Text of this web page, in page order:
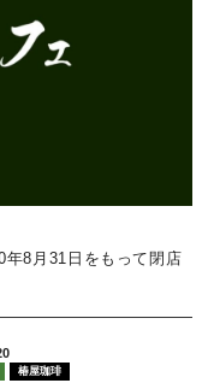
年8月31日をもって閉店
椿屋珈琲